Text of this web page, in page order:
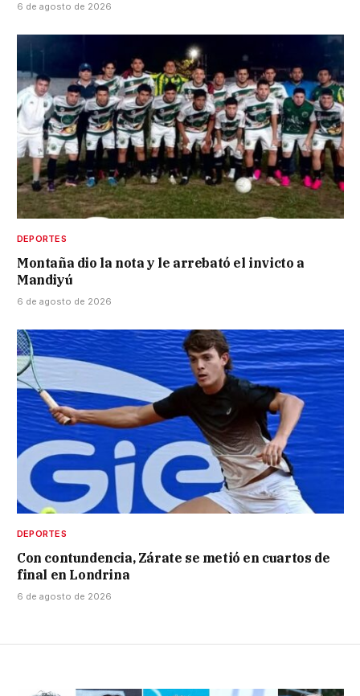
6 de agosto de 2026
DEPORTES
Montaña dio la nota y le arrebató el invicto a
Mandiyú
6 de agosto de 2026
DEPORTES
Con contundencia, Zárate se metió en cuartos de
final en Londrina
6 de agosto de 2026